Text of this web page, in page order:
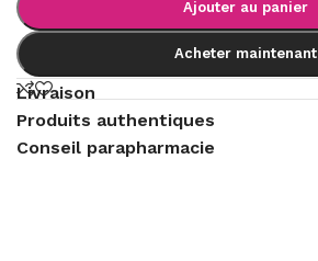
Ajouter au panier
Acheter maintenant
Livraison
Produits authentiques
Conseil parapharmacie